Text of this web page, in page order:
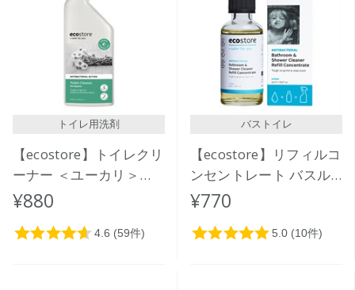
トイレ用洗剤
【ecostore】トイレクリ
ーナー ＜ユーカリ＞
500mL
¥880
バストイレ
【ecostore】リフィルコ
ンセントレート バスル
ームクリーナー＜シトラ
¥770